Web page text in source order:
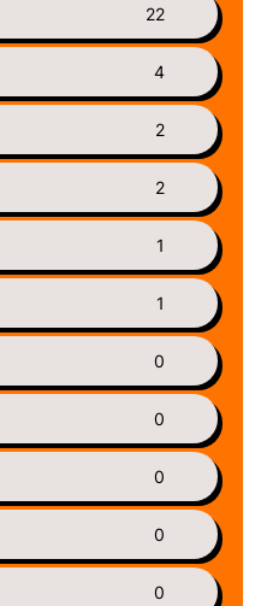
22
4
2
2
1
1
0
0
0
0
0